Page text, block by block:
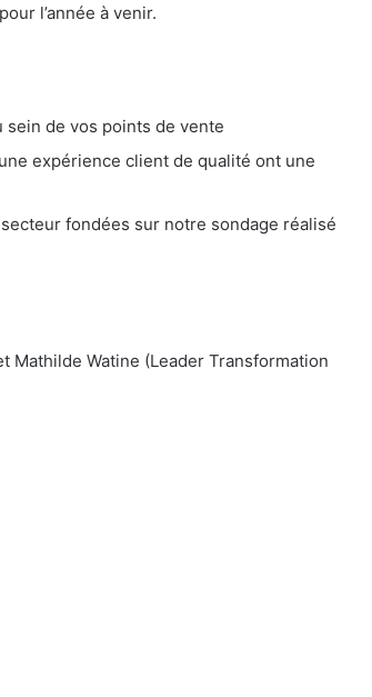
l’année à venir.
sein de vos points de vente
expérience client de qualité ont une
fondées sur notre sondage réalisé
Mathilde Watine (Leader Transformation